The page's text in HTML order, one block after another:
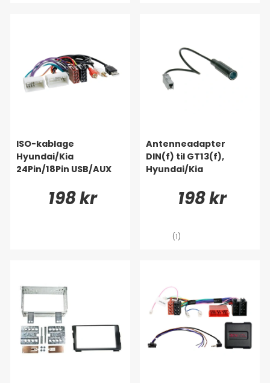
ISO-kablage
Hyundai/Kia
24Pin/18Pin USB/AUX
198 kr
Antenneadapter
DIN(f) til GT13(f),
Hyundai/Kia
198 kr
(1)